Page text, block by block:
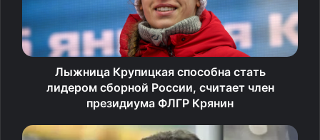
Например, если ваш предок страдал арахнофобией
(боязнью пауков), то есть шанс, что вы также можете
перенять этот страх. Это связано с наследованием
некоторых генов, влияющих на склонность к
тревожным реакциям.
Как показали проведенные на животных исследования,
события, имевшие место в жизни предыдущих
Лыжница Крупицкая способна стать
лидером сборной России, считает член
президиума ФЛГР Крянин